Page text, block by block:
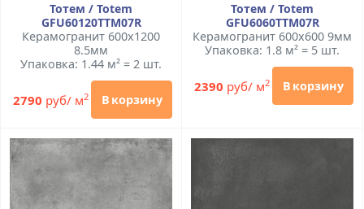
Тотем / Totem
GFU60120TTM07R
Керамогранит 600x1200
8.5мм
Упаковка: 1.44 м² = 2 шт.
2790 руб/ м2 В корзину
Тотем / Totem
GFU6060TTM07R
Керамогранит 600x600 9мм
Упаковка: 1.8 м² = 5 шт.
2390 руб/ м2 В корзину